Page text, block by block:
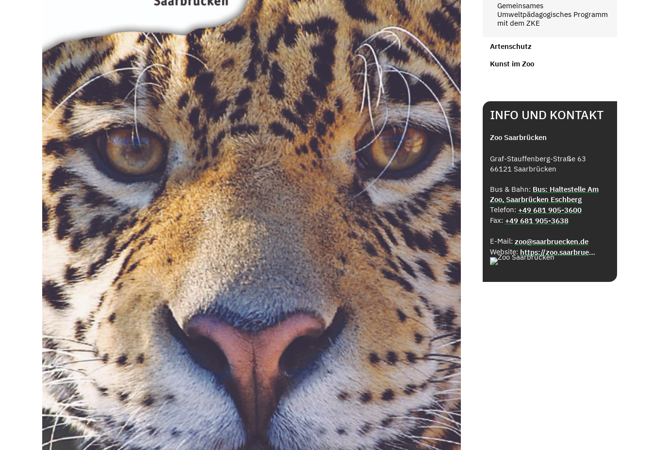
Gemeinsames
Umweltpädagogisches Programm
mit dem ZKE
Artenschutz
Kunst im Zoo
INFO UND KONTAKT
Zoo Saarbrücken
Graf-Stauffenberg-Straße 63
66121 Saarbrücken
Bus & Bahn: Bus: Haltestelle Am
Zoo, Saarbrücken Eschberg
Telefon: +49 681 905-3600
Fax: +49 681 905-3638
E-Mail: zoo@saarbruecken.de
Website:
https://zoo.saarbruecken.de/